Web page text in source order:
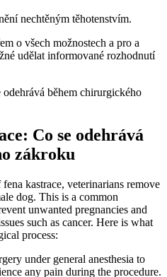
nechtěným těhotenstvím.
o všech možnostech a pro a
udělat informované rozhodnutí
Co se odehrává
zákroku
kastrace, veterinarians remove
dog. This is a common
unwanted pregnancies and
such as cancer. Here is what
process:
under general anesthesia to
any pain during the procedure.